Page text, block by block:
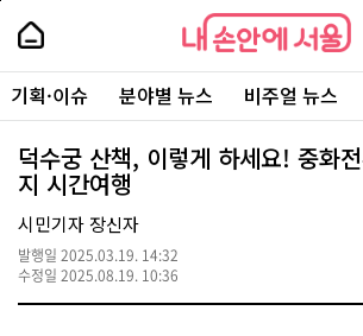
본
로
가
기
내
손
안
에
서
울
-
서
울
시
대
표
소
통
포
내
손
에
서
울
주
요
서
기획·이슈 분야별 뉴스 비주얼 뉴스
덕수궁 산책, 이렇게 하세요! 중화
지 시간여행
시민기자 장신자
발행일 2025.03.19. 14:32
수정일 2025.08.19. 10:36
페
상
단
으
로